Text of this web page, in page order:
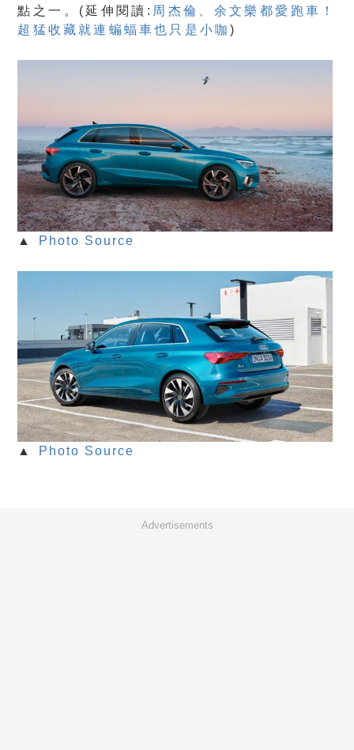
點之一。(延伸閱讀: 周杰倫、余文樂都愛跑車！
超猛收藏就連蝙蝠車也只是小咖)
▲ Photo Source
▲ Photo Source
Advertisements